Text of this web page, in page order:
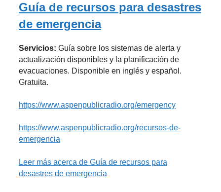
Guía de recursos para desastres
de emergencia
Servicios: Guía sobre los sistemas de alerta y
actualización disponibles y la planificación de
evacuaciones. Disponible en inglés y español.
Gratuita.
https://www.aspenpublicradio.org/emergency
https://www.aspenpublicradio.org/recursos-de-
emergencia
Leer más acerca de Guía de recursos para
desastres de emergencia